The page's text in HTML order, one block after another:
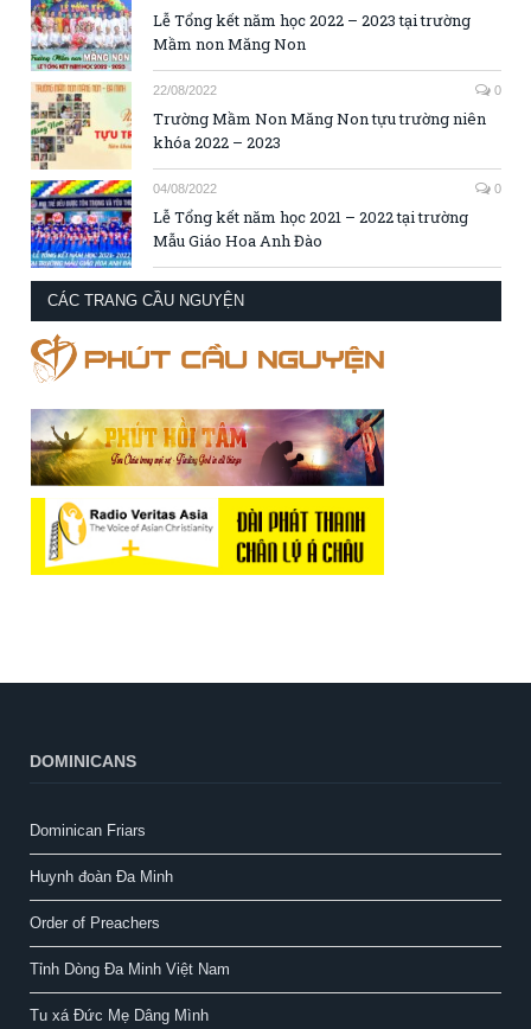
Lễ Tổng kết năm học 2022 – 2023 tại trường
Mầm non Măng Non
22/08/2022 0
Trường Mầm Non Măng Non tựu trường niên
khóa 2022 – 2023
04/08/2022 0
Lễ Tổng kết năm học 2021 – 2022 tại trường
Mẫu Giáo Hoa Anh Đào
CÁC TRANG CẦU NGUYỆN
DOMINICANS
Dominican Friars
Huynh đoàn Đa Minh
Order of Preachers
Tỉnh Dòng Đa Minh Việt Nam
Tu xá Đức Mẹ Dâng Mình